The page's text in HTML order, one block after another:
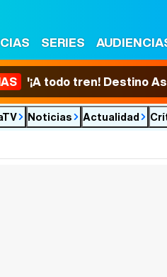
SERIES
'¡A todo tren! Destino
Noticias Actualidad